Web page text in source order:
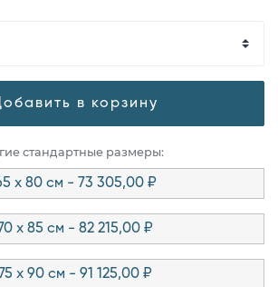
в корзину
стандартные размеры:
x 80 см - 73 305,00 ₽
x 85 см - 82 215,00 ₽
x 90 см - 91 125,00 ₽